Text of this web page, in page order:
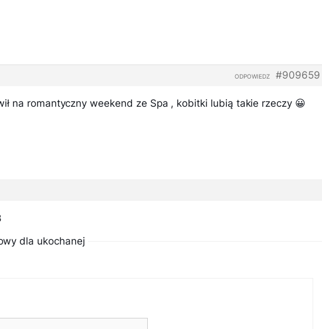
#909659
ODPOWIEDZ
na romantyczny weekend ze Spa , kobitki lubią takie rzeczy 😀
dla ukochanej